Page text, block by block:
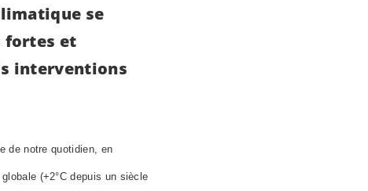
se
fortes et
interventions
de notre quotidien, en
(+2°C depuis un siècle